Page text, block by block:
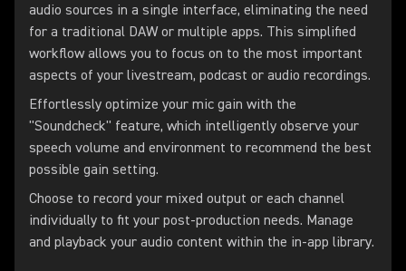
audio sources in a single interface, eliminating the need
for a traditional DAW or multiple apps. This simplified
workflow allows you to focus on to the most important
aspects of your livestream, podcast or audio recordings.
Effortlessly optimize your mic gain with the
"Soundcheck" feature, which intelligently observe your
speech volume and environment to recommend the best
possible gain setting.
Choose to record your mixed output or each channel
individually to fit your post-production needs. Manage
and playback your audio content within the in-app library.